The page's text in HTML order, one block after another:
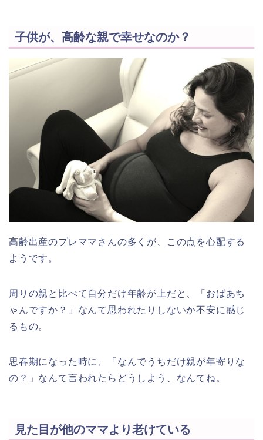
子供が、高齢な親で幸せなのか？
高齢出産のプレママさんの多くが、この点を心配する
ようです。
周りの親と比べて自分だけ年齢が上だと、「おばあち
ゃんですか？」なんて思われたりしないか不安に感じ
るもの。
思春期になった時に、「なんでうちだけ親が年寄りな
の？」なんて言われたらどうしよう、なんてね。
見た目が他のママより老けている